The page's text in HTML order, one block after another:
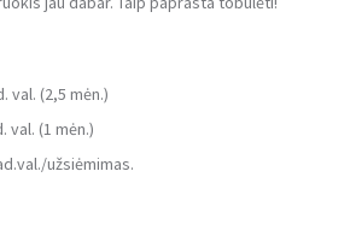
val. (2,5 mėn.)
val. (1 mėn.)
užsiėmimas.